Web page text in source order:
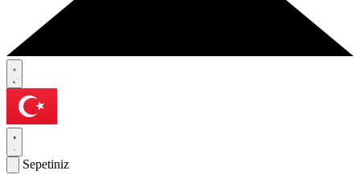
Sepetiniz